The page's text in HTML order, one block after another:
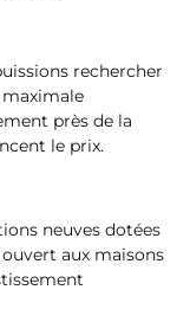
rechercher
près de la
le prix.
neuves dotées
aux maisons